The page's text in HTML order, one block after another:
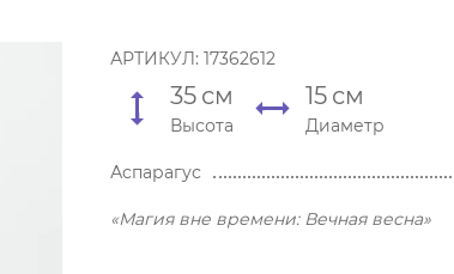
АРТИКУЛ: 17362612
35 см
Высота
15 см
Диаметр
Аспарагус
«Магия вне времени: Вечная весна»